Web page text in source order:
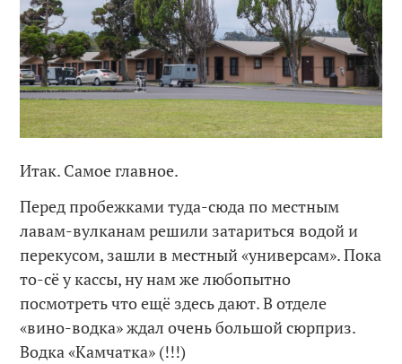
Итак. Самое главное.
Перед пробежками туда-сюда по местным
лавам-вулканам решили затариться водой и
перекусом, зашли в местный «универсам». Пока
то-сё у кассы, ну нам же любопытно
посмотреть что ещё здесь дают. В отделе
«вино-водка» ждал очень большой сюрприз.
Водка «Камчатка» (!!!)